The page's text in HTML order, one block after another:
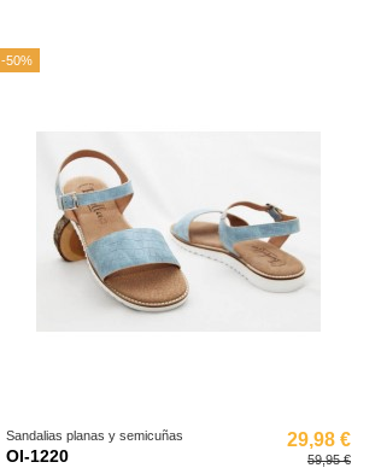
-50%
Sandalias planas y semicuñas
OI-1220
29,98 €
59,95 €